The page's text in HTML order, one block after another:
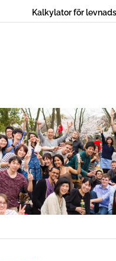
Kalkylator för